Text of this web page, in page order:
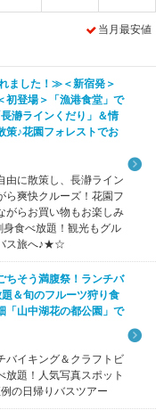
当月最安値
ました！≫＜新宿発＞
初登場＞「漁港食堂」で
瀞ラインくだり」＆情
策♪花園フォレストでお
に散策し、長瀞ライン
ら爽快クルーズ！花園フ
がらお買い物もお楽しみ
食べ放題！観光もグル
ス旅へ♪★☆
ちそう満腹祭！ランチバ
＆旬のフルーツ狩り食
「山中湖花の都公園」で
バイキング＆クラフトビ
放題！人気写真スポット
の日帰りバスツアー